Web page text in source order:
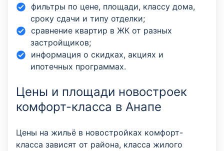
фильтры по цене, площади, классу дома,
сроку сдачи и типу отделки;
сравнение квартир в ЖК от разных
застройщиков;
информация о скидках, акциях и
ипотечных программах.
Цены и площади новостроек
комфорт-класса в Анапе
Цены на жильё в новостройках комфорт-
класса зависят от района, класса жилого